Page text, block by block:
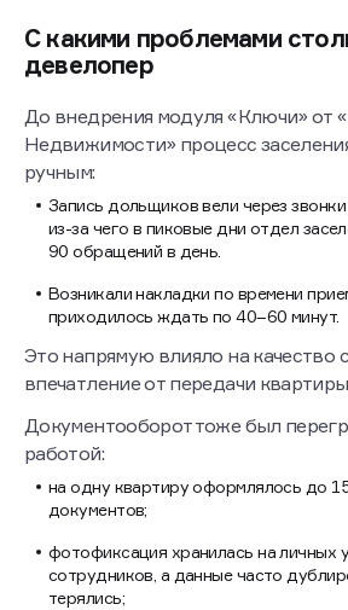
С какими проблемами
девелопер
До внедрения модуля «Ключи» от
Недвижимости» процесс
ручным:
Запись дольщиков вели через звонки
из-за чего в пиковые дни отдел
90 обращений в день.
Возникали накладки по времени
приходилось ждать по 40–60 минут.
Это напрямую влияло на качество
впечатление от передачи
Документооборот тоже был
работой:
на одну квартиру оформлялось до
документов;
фотофиксация хранилась на личных
сотрудников, а данные часто
терялись;